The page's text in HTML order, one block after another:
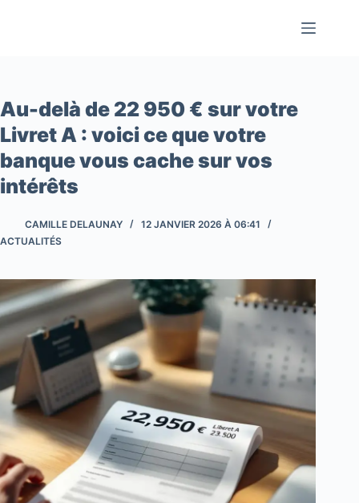
Au-delà de 22 950 € sur votre
Livret A : voici ce que votre
banque vous cache sur vos
intérêts
CAMILLE DELAUNAY
12 JANVIER 2026 À 06:41
ACTUALITÉS